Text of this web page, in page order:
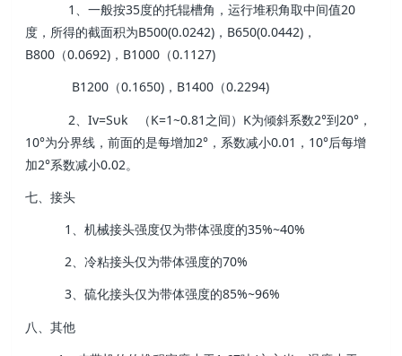
1、一般按35度的托辊槽角，运行堆积角取中间值20
度，所得的截面积为B500(0.0242)，B650(0.0442)，
B800（0.0692)，B1000（0.1127)
B1200（0.1650)，B1400（0.2294)
2、Iv=Sυk （K=1~0.81之间）K为倾斜系数2°到20°，
10°为分界线，前面的是每增加2°，系数减小0.01，10°后每增
加2°系数减小0.02。
七、接头
1、机械接头强度仅为带体强度的35%~40%
2、冷粘接头仅为带体强度的70%
3、硫化接头仅为带体强度的85%~96%
八、其他